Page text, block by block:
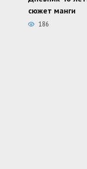
сюжет манги
186